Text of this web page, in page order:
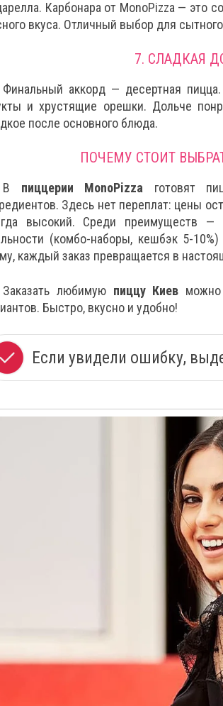
Карбонара от MonoPizza — это
вкуса. Отличный выбор для
7. СЛАДКАЯ
Финальный аккорд — десертная
и хрустящие орешки. Дольче
после основного блюда.
ПОЧЕМУ СТОИТ
В пиццерии MonoPizza готовят
Здесь нет переплат: цены
высокий. Среди преимуществ —
(комбо-наборы, кешбэк 5-
каждый заказ превращается в
Заказать любимую пиццу Киев
Быстро, вкусно и удобно!
Если увидели ошибку,